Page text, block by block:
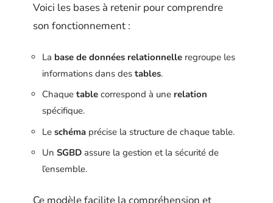
Voici les bases à retenir pour comprendre
son fonctionnement :
La base de données relationnelle regroupe les
informations dans des tables.
Chaque table correspond à une relation
spécifique.
Le schéma précise la structure de chaque table.
Un SGBD assure la gestion et la sécurité de
l’ensemble.
Ce modèle facilite la compréhension et